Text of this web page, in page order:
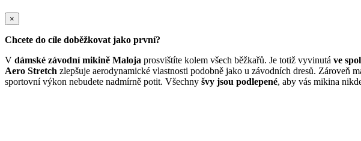
×
Chcete do cíle doběžkovat jako první?
V dámské závodní mikině Maloja prosvištíte kolem všech běžkařů. Je totiž vyvinutá ve
Aero Stretch zlepšuje aerodynamické vlastnosti podobně jako u závodních dresů. Zároveň
sportovní výkon nebudete nadmírně potit. Všechny švy jsou podlepené, aby vás mikina